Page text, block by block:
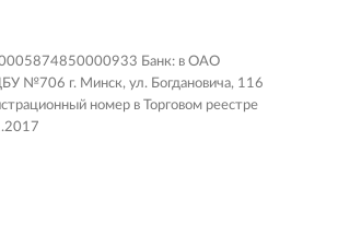
Банк: в ОАО
№706 г. Минск, ул. Богдановича, 116
номер в Торговом реестре